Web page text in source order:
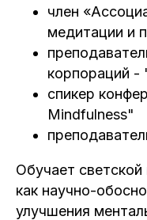
член
медитации и
корпораций -
спикер
Mindfulness"
Обучает
как научно-
улучшения